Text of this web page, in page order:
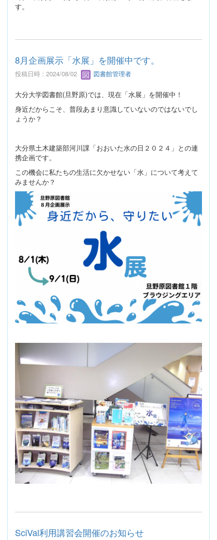
す。
8月企画展示「水展」を開催中です。
投稿日時 : 2024/08/02 図書館管理者
大分大学図書館(旦野原)では、現在「水展」を開催中！
身近だからこそ、普段あまり意識していないのではないでし
ょうか？
大分県土木建築部河川課「おおいた水の日２０２４」との連
携企画です。
この機会に私たちの生活に欠かせない「水」について考えて
みませんか？
SciVal利用講習会開催のお知らせ